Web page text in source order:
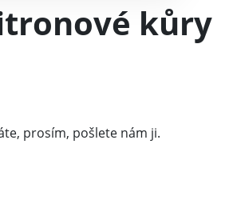
kůry
prosím, pošlete nám ji.